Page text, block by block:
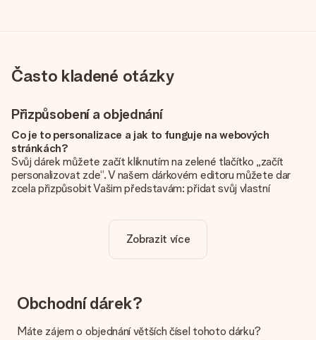
Často kladené otázky
Přizpůsobení a objednání
Co je to personalizace a jak to funguje na webových
stránkách?
Svůj dárek můžete začít kliknutím na zelené tlačítko „začít
personalizovat zde“. V našem dárkovém editoru můžete dar
zcela přizpůsobit Vašim představám: přidat svůj vlastní
Je personalizace zahrnuta v ceně?
Jak zjistím, zda má moje fotografie správnou kvalitu?
spokojeni. Proto je důležité používat vysoce kvalitní
Zobrazit více
Obchodní dárek?
Máte zájem o objednání větších čísel tohoto dárku?